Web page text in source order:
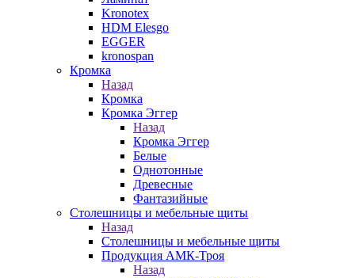
Kronotex
HDM Elesgo
EGGER
kronospan
Кромка
Назад
Кромка
Кромка Эггер
Назад
Кромка Эггер
Белые
Однотонные
Древесные
Фантазийные
Столешницы и мебельные щиты
Назад
Столешницы и мебельные щиты
Продукция АМК-Троя
Назад